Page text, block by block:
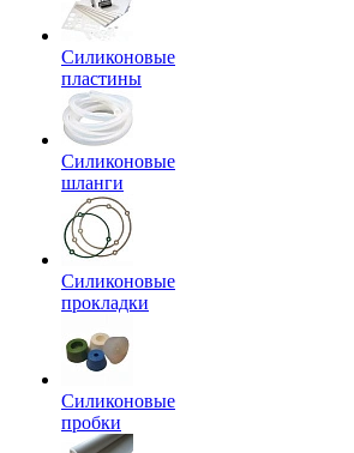
Силиконовые
пластины
Силиконовые
шланги
Силиконовые
прокладки
Силиконовые
пробки